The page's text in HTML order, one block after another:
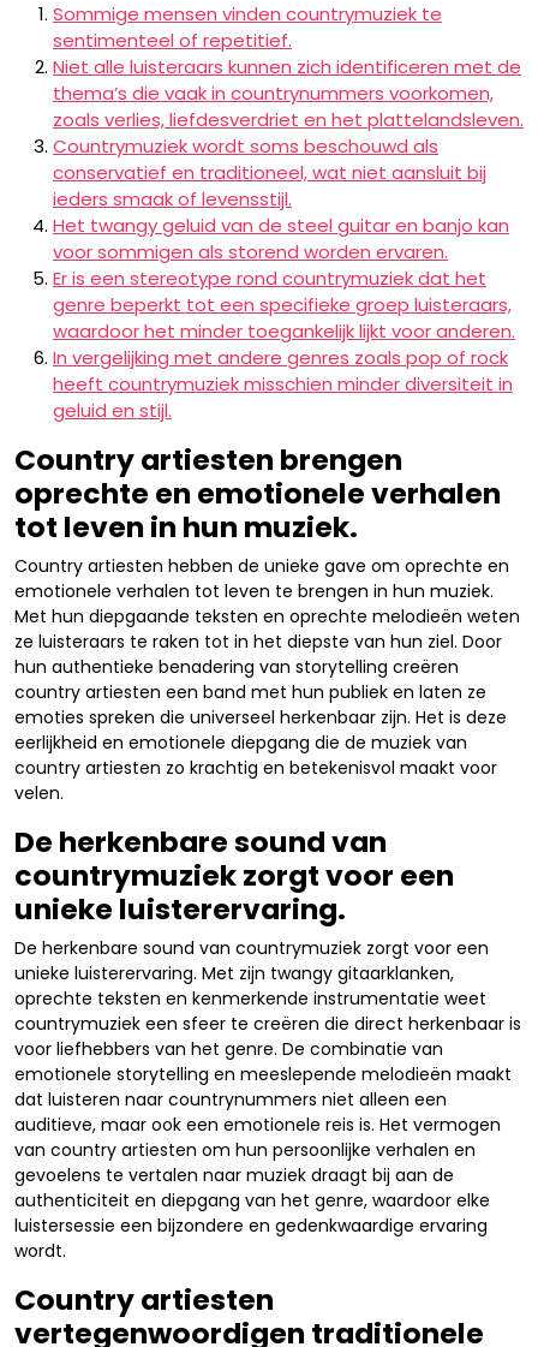
Sommige mensen vinden countrymuziek te
sentimenteel of repetitief.
Niet alle luisteraars kunnen zich identificeren met de
thema’s die vaak in countrynummers voorkomen,
zoals verlies, liefdesverdriet en het plattelandsleven.
Countrymuziek wordt soms beschouwd als
conservatief en traditioneel, wat niet aansluit bij
ieders smaak of levensstijl.
Het twangy geluid van de steel guitar en banjo kan
voor sommigen als storend worden ervaren.
Er is een stereotype rond countrymuziek dat het
genre beperkt tot een specifieke groep luisteraars,
waardoor het minder toegankelijk lijkt voor anderen.
In vergelijking met andere genres zoals pop of rock
heeft countrymuziek misschien minder diversiteit in
geluid en stijl.
Country artiesten brengen
oprechte en emotionele verhalen
tot leven in hun muziek.
Country artiesten hebben de unieke gave om oprechte en
emotionele verhalen tot leven te brengen in hun muziek.
Met hun diepgaande teksten en oprechte melodieën weten
ze luisteraars te raken tot in het diepste van hun ziel. Door
hun authentieke benadering van storytelling creëren
country artiesten een band met hun publiek en laten ze
emoties spreken die universeel herkenbaar zijn. Het is deze
eerlijkheid en emotionele diepgang die de muziek van
country artiesten zo krachtig en betekenisvol maakt voor
velen.
De herkenbare sound van
countrymuziek zorgt voor een
unieke luisterervaring.
De herkenbare sound van countrymuziek zorgt voor een
unieke luisterervaring. Met zijn twangy gitaarklanken,
oprechte teksten en kenmerkende instrumentatie weet
countrymuziek een sfeer te creëren die direct herkenbaar is
voor liefhebbers van het genre. De combinatie van
emotionele storytelling en meeslepende melodieën maakt
dat luisteren naar countrynummers niet alleen een
auditieve, maar ook een emotionele reis is. Het vermogen
van country artiesten om hun persoonlijke verhalen en
gevoelens te vertalen naar muziek draagt bij aan de
authenticiteit en diepgang van het genre, waardoor elke
luistersessie een bijzondere en gedenkwaardige ervaring
wordt.
Country artiesten
vertegenwoordigen traditionele